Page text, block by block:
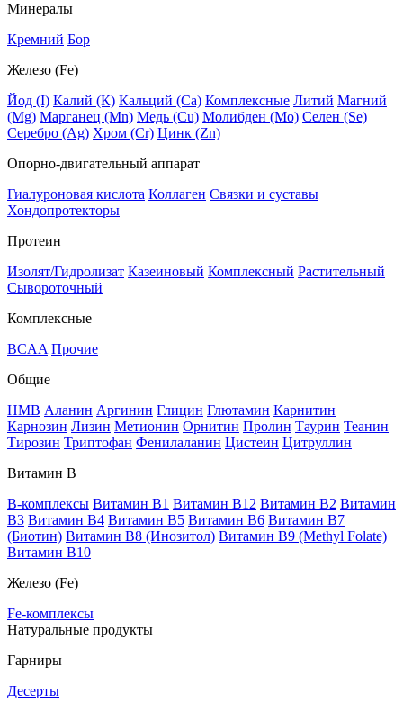
Минералы
Кремний Бор
Железо (Fe)
Йод (I) Калий (К) Кальций (Са) Комплексные Литий Магний
(Mg) Марганец (Mn) Медь (Сu) Молибден (Мо) Селен (Se)
Серебро (Ag) Хром (Cr) Цинк (Zn)
Опорно-двигательный аппарат
Гиалуроновая кислота Коллаген Связки и суставы
Хондопротекторы
Протеин
Изолят/Гидролизат Казеиновый Комплексный Растительный
Сывороточный
Комплексные
BCAA Прочие
Общие
HMB Аланин Аргинин Глицин Глютамин Карнитин
Карнозин Лизин Метионин Орнитин Пролин Таурин Теанин
Тирозин Триптофан Фенилаланин Цистеин Цитруллин
Витамин В
B-комплексы Витамин B1 Витамин B12 Витамин B2 Витамин
B3 Витамин B4 Витамин B5 Витамин B6 Витамин B7
(Биотин) Витамин B8 (Инозитол) Витамин B9 (Methyl Folate)
Витамин В10
Железо (Fe)
Fe-комплексы
Натуральные продукты
Гарниры
Десерты